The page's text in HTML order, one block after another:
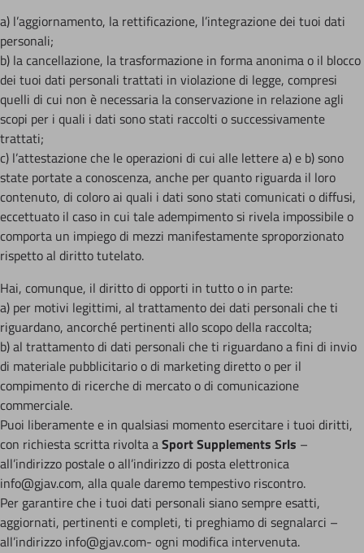
a) l’aggiornamento, la rettificazione, l’integrazione dei tuoi dati
personali;
b) la cancellazione, la trasformazione in forma anonima o il blocco
dei tuoi dati personali trattati in violazione di legge, compresi
quelli di cui non è necessaria la conservazione in relazione agli
scopi per i quali i dati sono stati raccolti o successivamente
trattati;
c) l’attestazione che le operazioni di cui alle lettere a) e b) sono
state portate a conoscenza, anche per quanto riguarda il loro
contenuto, di coloro ai quali i dati sono stati comunicati o diffusi,
eccettuato il caso in cui tale adempimento si rivela impossibile o
comporta un impiego di mezzi manifestamente sproporzionato
rispetto al diritto tutelato.
Hai, comunque, il diritto di opporti in tutto o in parte:
a) per motivi legittimi, al trattamento dei dati personali che ti
riguardano, ancorché pertinenti allo scopo della raccolta;
b) al trattamento di dati personali che ti riguardano a fini di invio
di materiale pubblicitario o di marketing diretto o per il
compimento di ricerche di mercato o di comunicazione
commerciale.
Puoi liberamente e in qualsiasi momento esercitare i tuoi diritti,
con richiesta scritta rivolta aSport Supplements Srls –
all’indirizzo postale o all’indirizzo di posta elettronica
info@gjav.com, alla quale daremo tempestivo riscontro.
Per garantire che i tuoi dati personali siano sempre esatti,
aggiornati, pertinenti e completi, ti preghiamo di segnalarci –
all’indirizzo info@gjav.com- ogni modifica intervenuta.